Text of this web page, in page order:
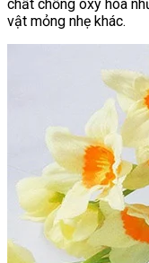
chất chống oxy hóa
vật mỏng nhẹ khác.